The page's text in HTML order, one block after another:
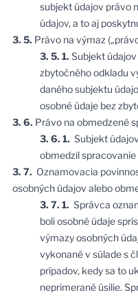
subjekt údajov právo
údajov, a to aj
3. 5. Právo na výmaz
3. 5. 1. Subjekt
zbytočného odkladu
daného subjektu
osobné údaje bez
3. 6. Právo na obmedzené
3. 6. 1. Subjekt
obmedzil
3. 7. Oznamovacia
osobných údajov alebo
3. 7. 1. Správca
boli osobné údaje
výmazy osobných
vykonané v súlade s
prípadov, kedy sa to
neprimerané úsilie.